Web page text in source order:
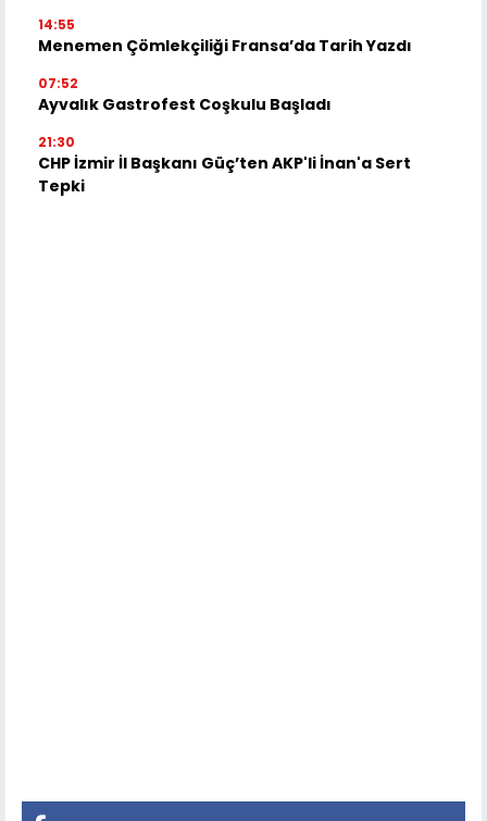
14:55
Menemen Çömlekçiliği Fransa’da Tarih Yazdı
07:52
Ayvalık Gastrofest Coşkulu Başladı
21:30
CHP İzmir İl Başkanı Güç’ten AKP'li İnan'a Sert
Tepki